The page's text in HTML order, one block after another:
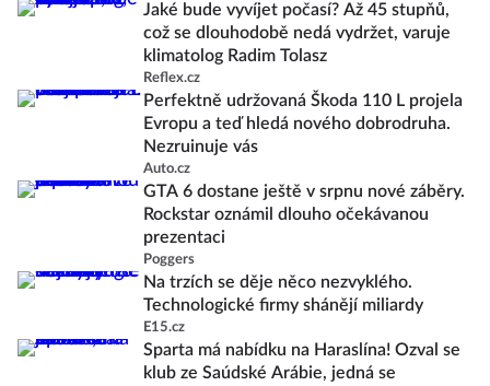
Jaké bude vyvíjet počasí? Až 45 stupňů,
což se dlouhodobě nedá vydržet, varuje
klimatolog Radim Tolasz
Reflex.cz
Perfektně udržovaná Škoda 110 L projela
Evropu a teď hledá nového dobrodruha.
Nezruinuje vás
Auto.cz
GTA 6 dostane ještě v srpnu nové záběry.
Rockstar oznámil dlouho očekávanou
prezentaci
Poggers
Na trzích se děje něco nezvyklého.
Technologické firmy shánějí miliardy
E15.cz
Sparta má nabídku na Haraslína! Ozval se
klub ze Saúdské Arábie, jedná se